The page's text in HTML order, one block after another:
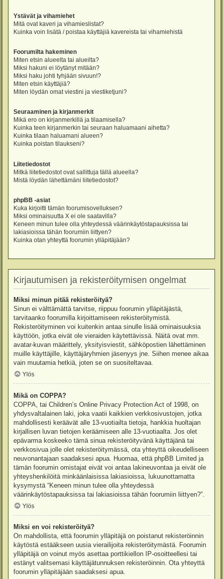
Ystävät ja vihamiehet
Mitä ovat kaveri ja vihamieslistat?
Kuinka voin lisätä / poistaa käyttäjiä kavereista tai vihamiehistä
Foorumilta hakeminen
Miten etsin alueelta tai alueilta?
Miksi hakuni ei löytänyt mitään?
Miksi haku johti tyhjään sivuun!?
Miten etsin käyttäjiä?
Miten löydän omat viestini ja viestiketjuni?
Seuraaminen ja kirjanmerkit
Mikä ero on kirjanmerkillä ja tilaamisella?
Kuinka teen kirjanmerkin tai seuraan haluamaani aihetta?
Kuinka tilaan haluamani alueen?
Kuinka poistan tilaukseni?
Liitetiedostot
Mitkä liitetiedostot ovat sallittuja tällä alueella?
Mistä löydän lähettämäni liitetiedostot?
phpBB -asiat
Kuka kirjoitti tämän foorumisovelluksen?
Miksi ominaisuutta X ei ole saatavilla?
Keneen minun tulee olla yhteydessä väärinkäytöstapauksissa tai
lakiasioissa tähän foorumiin liittyen?
Kuinka otan yhteyttä foorumin ylläpitäjään?
Kirjautumisen ja rekisteröitymisen ongelmat
Miksi minun pitää rekisteröityä?
Sinun ei välttämättä tarvitse, riippuu foorumin ylläpitäjästä,
tarvitaanko foorumilla kirjoittamiseen rekisteröitymistä.
Rekisteröityminen voi kuitenkin antaa sinulle lisää ominaisuuksia
käyttöön, jotka eivät ole vieraiden käytettävissä. Näitä ovat mm.
avatar-kuvan määrittely, yksityisviestit, sähköpostien lähettäminen
muille käyttäjille, käyttäjäryhmien jäsenyys jne. Siihen menee aikaa
vain muutamia hetkiä, joten se on suositeltavaa.
Ylös
Mikä on COPPA?
COPPA, tai Children’s Online Privacy Protection Act of 1998, on
yhdysvaltalainen laki, joka vaatii kaikkien verkkosivustojen, jotka
mahdollisesti keräävät alle 13-vuotiailta tietoja, hankkia huoltajan
kirjallisen luvan tietojen keräämiseen alle 13-vuotiaalta. Jos olet
epävarma koskeeko tämä sinua rekisteröityvänä käyttäjänä tai
verkkosivua jolle olet rekisteröitymässä, ota yhteyttä oikeudelliseen
neuvonantajaan saadaksesi apua. Huomaa, että phpBB Limited ja
tämän foorumin omistajat eivät voi antaa lakineuvontaa ja eivät ole
yhteyshenkilöitä minkäänlaisissa lakiasioissa, lukuunottamatta
kysymystä “Keneen minun tulee olla yhteydessä
väärinkäytöstapauksissa tai lakiasioissa tähän foorumiin liittyen?”.
Ylös
Miksi en voi rekisteröityä?
On mahdollista, että foorumin ylläpitäjä on poistanut rekisteröinnin
käytöstä estääkseen uusia vierailijoita rekisteröitymästä. Foorumin
ylläpitäjä on voinut myös asettaa porttikiellon IP-osoitteellesi tai
estänyt valitsemasi käyttäjätunnuksen rekisteröinnin. Ota yhteyttä
foorumin ylläpitäjään saadaksesi apua.